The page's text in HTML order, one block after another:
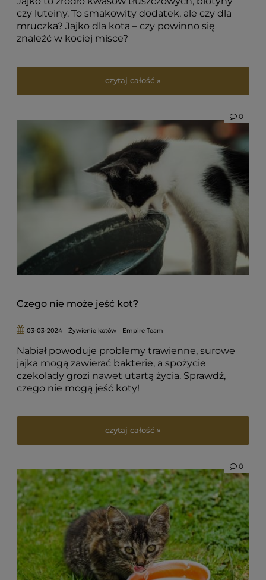
czy luteiny. To smakowity dodatek, ale czy dla
mruczka? Jajko dla kota – czy powinno się
znaleźć w kociej misce?
czytaj całość »
Czego nie może jeść kot?
0
03-03-2024 Żywienie kotów Empire Team
Nabiał powoduje problemy trawienne, surowe
jajka mogą zawierać bakterie, a spożycie
czekolady grozi nawet utartą życia. Sprawdź,
czego nie mogą jeść koty!
czytaj całość »
0